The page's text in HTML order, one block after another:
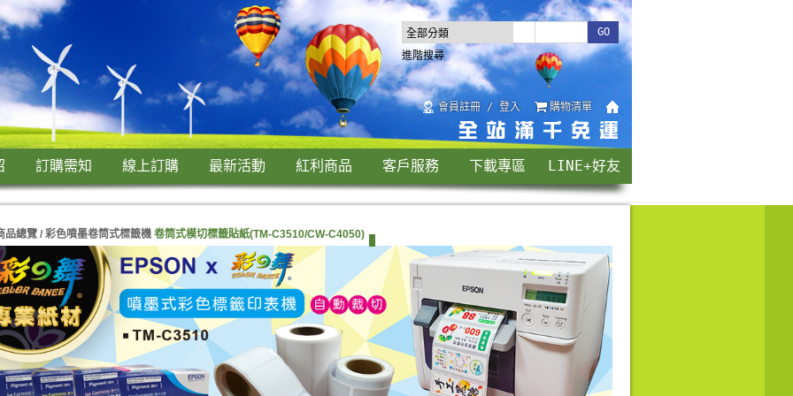
會員註冊 / 登入 購物清單
進階搜尋
訂購需知 線上訂購 最新活動 紅利商品 客戶服務 下載專區 LINE+好友
品總覽 / 彩色噴墨卷筒式標籤機 卷筒式模切標籤貼紙(TM-C3510/CW-C4050)